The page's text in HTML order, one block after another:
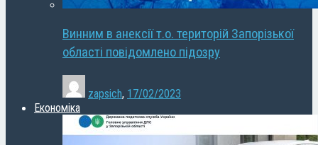
Винним в анексії т.о. територій Запорізької
області повідомлено підозру
zapsich, 17/02/2023
Економіка